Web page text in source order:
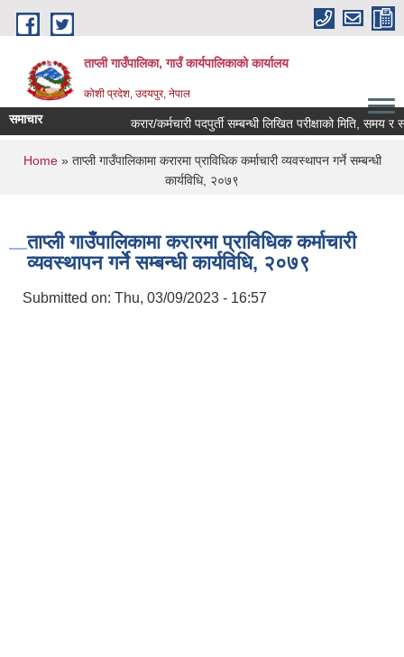
Skip to main content
ताप्ली गाउँपालिका, गाउँ कार्यपालिकाको कार्यालय
कोशी प्रदेश, उदयपुर, नेपाल
समाचार करार/कर्मचारी पदपुर्ती सम्बन्धी लिखित परीक्षाको मिति, समय र
You are here
Home» ताप्ली गाउँपालिकामा करारमा प्राविधिक कर्माचारी व्यवस्थापन गर्ने सम्बन्धी
कार्यविधि, २०७९
ताप्ली गाउँपालिकामा करारमा प्राविधिक कर्माचारी
व्यवस्थापन गर्ने सम्बन्धी कार्यविधि, २०७९
Submitted on: Thu, 03/09/2023 - 16:57